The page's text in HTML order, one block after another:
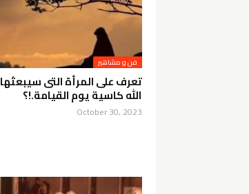
فن و مشاهير
تعرف على المرأة التى سيبعثها
الله كاسية يوم القيامة.!؟
October 30, 2023